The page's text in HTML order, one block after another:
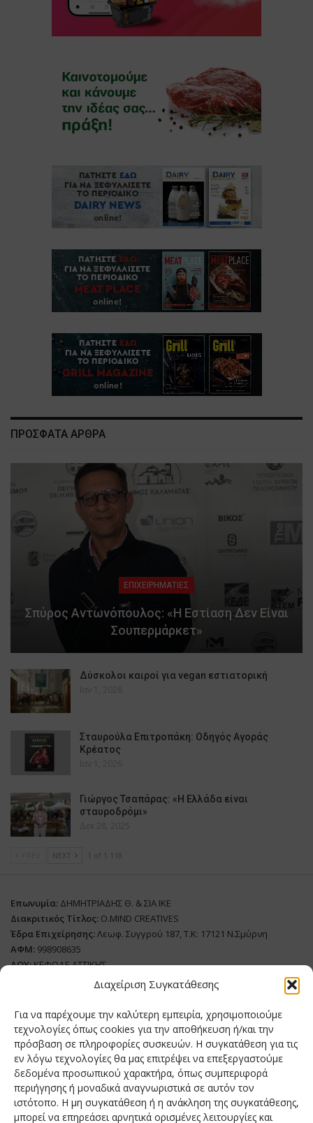
Διαχείριση Συγκατάθεσης
Για να παρέχουμε την καλύτερη εμπειρία, χρησιμοποιούμε
τεχνολογίες όπως cookies για την αποθήκευση ή/και την
πρόσβαση σε πληροφορίες συσκευών. Η συγκατάθεση για τις
εν λόγω τεχνολογίες θα μας επιτρέψει να επεξεργαστούμε
δεδομένα προσωπικού χαρακτήρα, όπως συμπεριφορά
περιήγησης ή μοναδικά αναγνωριστικά σε αυτόν τον
ιστότοπο. Η μη συγκατάθεση ή η ανάκληση της συγκατάθεσης,
μπορεί να επηρεάσει αρνητικά ορισμένες λειτουργίες και
ΠΡΟΣΦΑΤΑ ΑΡΘΡΑ
ΕΠΙΧΕΙΡΗΜΑΤΙΕΣ
Σπύρος Αντωνόπουλος: «Η Εστίαση Δεν Είναι
Σουπερμάρκετ»
Δύσκολοι καιροί για vegan εστιατορική
Ιαν 1, 2026
Σταυρούλα Επιτροπάκη: Οδηγός Αγοράς
Κρέατος
Ιαν 1, 2026
Γιώργος Τσαπάρας: «Η Ελλάδα είναι
σταυροδρόμι»
Δεκ 28, 2025
NEXT 1 of 1.118
Επωνυμία: ΔΗΜΗΤΡΙΑΔΗΣ Θ. & ΣΙΑ ΙΚΕ
Διακριτικός Τίτλος: O.MIND CREATIVES
Έδρα Επιχείρησης:Λεωφ. Συγγρού 187, Τ.Κ: 17121 Ν.Σμύρνη
ΑΦΜ: 998908635
ΔΟΥ:ΚΕΦΟΔΕ ΑΤΤΙΚΗΣ
Όνομα Ιδιοκτήτη και Νόμιμο Πρόσωπο: Θεόδωρος Δημητριάδης
Διευθυντής Σύνταξης:Ευθυμιάτου Μαίρη
Domain:grillmagazine.gr
Δικαιούχος Domain:Θεόδωρος Δημητριάδης
Διευθυντής:Θεόδωρος Δημητριάδης
Διαχειριστής:Θεόδωρος Δημητριάδης
Δήλωση Συμμόρφωσης